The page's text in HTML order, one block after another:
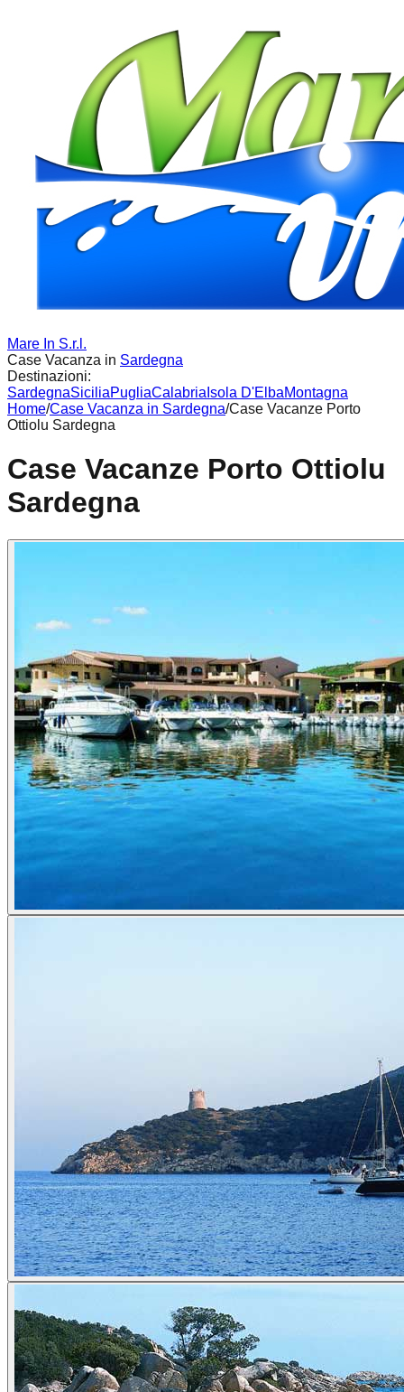
Mare In S.r.l.
Case Vacanza in Sardegna
Destinazioni:
SardegnaSiciliaPugliaCalabria Isola D'ElbaMontagna
Home/Case Vacanza in Sardegna/Case Vacanze Porto
Ottiolu Sardegna
Case Vacanze Porto Ottiolu
Sardegna